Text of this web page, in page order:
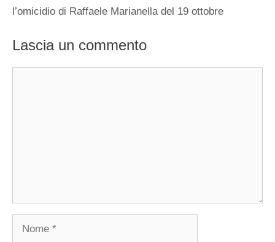
l’omicidio di Raffaele Marianella del 19 ottobre
Lascia un commento